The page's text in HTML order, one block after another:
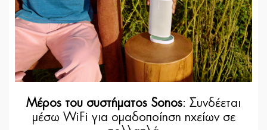
Μέρος του συστήματος Sonos: Συνδέεται
μέσω WiFi για ομαδοποίηση ηχείων σε